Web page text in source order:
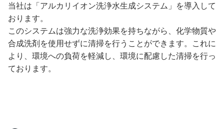
当社は「アルカリイオン洗浄水生成システム」を導入して
おります。
このシステムは強力な洗浄効果を持ちながら、化学物質や
合成洗剤を使用せずに清掃を行うことができます。これに
より、環境への負荷を軽減し、環境に配慮した清掃を行っ
ております。